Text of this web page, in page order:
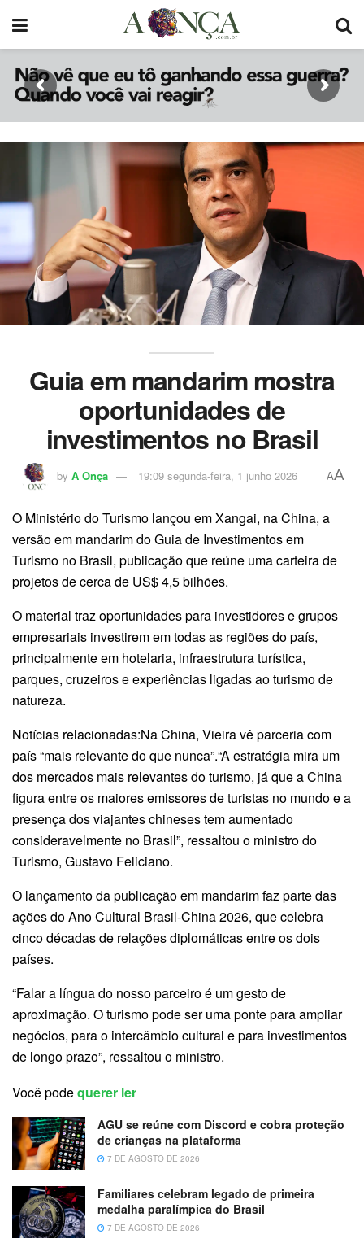
Guia em mandarim mostra
oportunidades de
investimentos no Brasil
by A Onça 19:09 segunda-feira, 1 junho 2026 AA
O Ministério do Turismo lançou em Xangai, na China, a
versão em mandarim do Guia de Investimentos em
Turismo no Brasil, publicação que reúne uma carteira de
projetos de cerca de US$ 4,5 bilhões.
O material traz oportunidades para investidores e grupos
empresariais investirem em todas as regiões do país,
principalmente em hotelaria, infraestrutura turística,
parques, cruzeiros e experiências ligadas ao turismo de
natureza.
Notícias relacionadas:Na China, Vieira vê parceria com
país “mais relevante do que nunca”.“A estratégia mira um
dos mercados mais relevantes do turismo, já que a China
figura entre os maiores emissores de turistas no mundo e a
presença dos viajantes chineses tem aumentado
consideravelmente no Brasil”, ressaltou o ministro do
Turismo, Gustavo Feliciano.
O lançamento da publicação em mandarim faz parte das
ações do Ano Cultural Brasil-China 2026, que celebra
cinco décadas de relações diplomáticas entre os dois
países.
“Falar a língua do nosso parceiro é um gesto de
aproximação. O turismo pode ser uma ponte para ampliar
negócios, para o intercâmbio cultural e para investimentos
de longo prazo”, ressaltou o ministro.
Você podequerer ler
AGU se reúne com Discord e cobra proteção
de crianças na plataforma
7 DE AGOSTO DE 2026
Familiares celebram legado de primeira
medalha paralímpica do Brasil
7 DE AGOSTO DE 2026